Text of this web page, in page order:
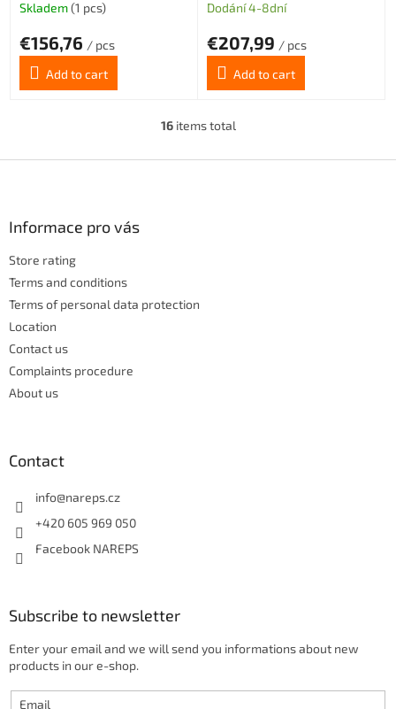
Skladem(1 pcs)
€156,76 / pcs
Add to cart
Dodání 4-8dní
€207,99 / pcs
Add to cart
L
s
t
16items total
Informace pro vás
Store rating
Terms and conditions
Terms of personal data protection
Location
Contact us
Complaints procedure
About us
Contact
info@nareps.cz
+420 605 969 050
Facebook NAREPS
Subscribe to newsletter
Enter your email and we will send you informations about new
products in our e-shop.
Email